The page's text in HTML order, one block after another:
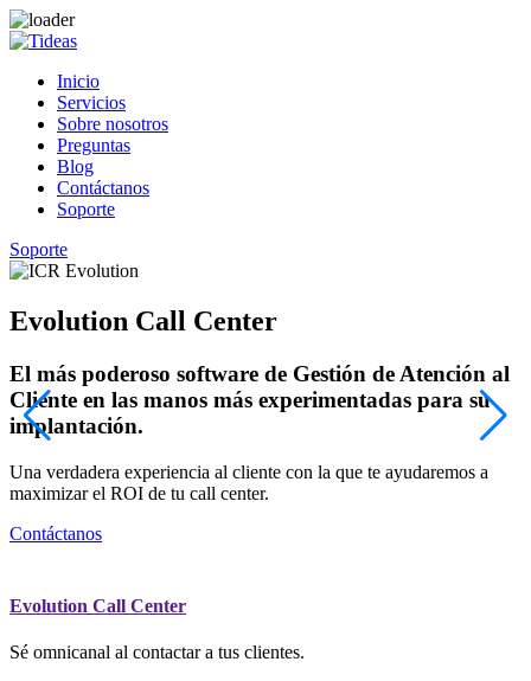
Inicio
Servicios
Sobre nosotros
Preguntas
Blog
Contáctanos
Soporte
Soporte
Evolution Call Center
El más poderoso software de Gestión de Atención al
Cliente en las manos más experimentadas para su
implantación.
Una verdadera experiencia al cliente con la que te ayudaremos a
maximizar el ROI de tu call center.
Contáctanos
Evolution Call Center
Sé omnicanal al contactar a tus clientes.